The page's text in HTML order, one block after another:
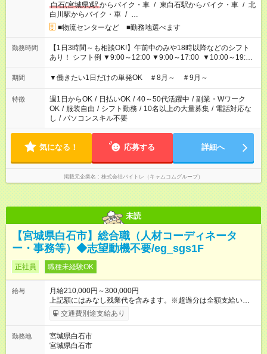
白石(宮城県)駅からバイク・車 / 東白石駅からバイク・車 / 北
白川駅からバイク・車 / …
■物流センターなど ■勤務地選べます
勤務時間
【1日3時間～も相談OK!】午前中のみや18時以降などのシフト
あり！ シフト例 ▼9:00～12:00 ▼9:00～17:00 ▼10:00～19:00
▼18:00～21:00
期間 ▼働きたい1日だけの単発OK ＃8月～ ＃9月～
特徴 週1日からOK / 日払いOK / 40～50代活躍中 / 副業・Wワーク
OK / 服装自由 / シフト勤務 / 10名以上の大量募集 / 電話対応な
し / パソコンスキル不要
気になる！ 応募する 詳細へ
掲載元企業名 株式会社バイトレ（キャムコムグループ）
未読
【宮城県白石市】総合職（人材コーディネータ
ー・事務等）◆志望動機不要/eg_sgs1F
正社員 職種未経験OK
給与
月給210,000円～300,000円
上記額にはみなし残業代を含みます。※超過分は全額支給いたし
ます。 みなし残業代 14,616円／月 みなし残業時間 10時間／月
※給与額は能力やスキルを考慮し、当社規定により決定します。
給与は本採用時と同じです。
交通費別途支給あり
勤務地
宮城県白石市
宮城県白石市